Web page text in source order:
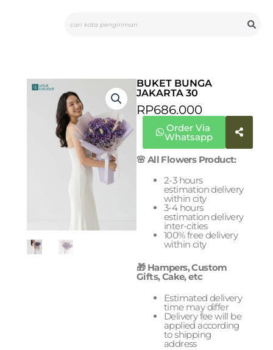
BUKET BUNGA
JAKARTA 30
RP686.000
Order Via
Whatsapp
🌸 All Flowers Product:
2-3 hours
estimation delivery
within city
3-4 hours
estimation delivery
inter-cities
100% free delivery
within city
🎁 Hampers, Custom
Gifts, Cake, etc
Estimated delivery
time may differ
Delivery fee will be
applied according
to shipping
address